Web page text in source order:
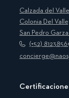
Calzada del
Colonia Del
San Pedro
(+52)